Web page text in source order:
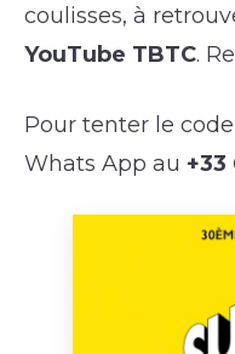
coulisses, à
YouTube TBTC.
Pour tenter le
Whats App au +33